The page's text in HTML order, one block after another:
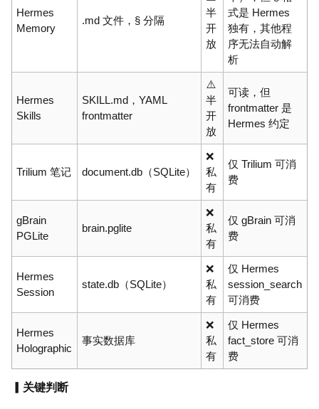
Hermes
Memory
.md 文件，§ 分隔
半
开
放
式是 Hermes
独有，其他程
序无法自动解
析
Hermes
Skills
SKILL.md，YAML
frontmatter
⚠️
半
开
放
可读，但
frontmatter 是
Hermes 约定
Trilium 笔记 document.db（SQLite）
❌
私
有
仅 Trilium 可消
费
gBrain
PGLite
brain.pglite
❌
私
有
仅 gBrain 可消
费
Hermes
Session
state.db（SQLite）
❌
私
有
仅 Hermes
session_search
可消费
Hermes
Holographic
事实数据库
❌
私
有
仅 Hermes
fact_store 可消
费
▎关键判断